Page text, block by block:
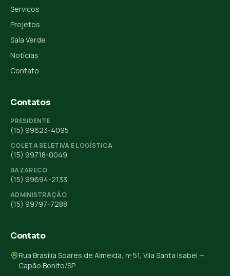
Serviços
Projetos
Sala Verde
Notícias
Contato
Contatos
PRESIDENTE
(15) 99623-4095
COLETA SELETIVA E LOGÍSTICA
(15) 99718-0049
BAZARECO
(15) 99694-2133
ADMINISTRAÇÃO
(15) 99797-7288
Contato
Rua Brasília Soares de Almeida, nº 51, Vila Santa Isabel —
Capão Bonito/SP